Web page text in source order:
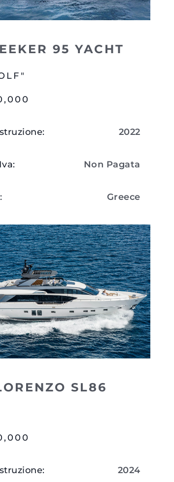
95 YACHT
: 2022
: Non Pagata
: Greece
Dettagli
SL86
: 2024